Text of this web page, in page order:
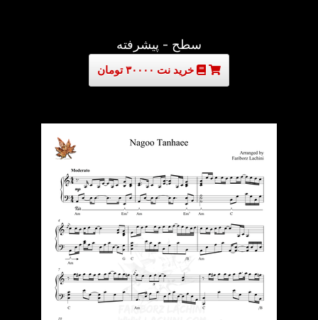
سطح - پیشرفته
خرید نت ۳۰۰۰۰ تومان